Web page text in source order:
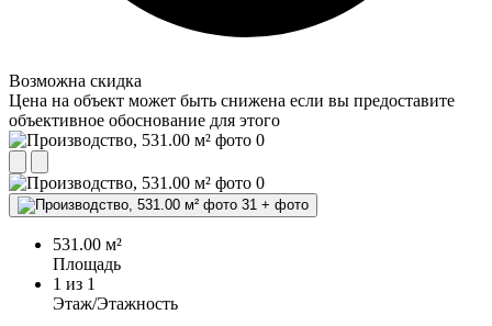
Возможна скидка
Цена на объект может быть снижена если вы предоставите
объективное обоснование для этого
+ фото
531.00 м²
Площадь
1 из 1
Этаж/Этажность